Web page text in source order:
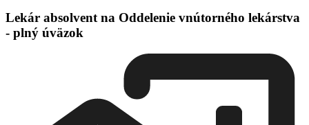
Lekár absolvent na Oddelenie vnútorného lekárstva
- plný úväzok